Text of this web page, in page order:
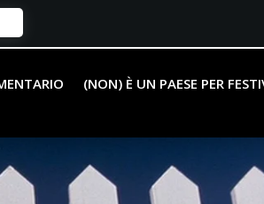
(NON) È UN PAESE PER